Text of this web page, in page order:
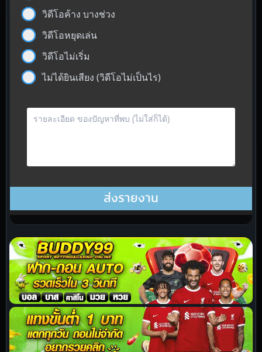
วิดีโอค้าง บางช่วง
วิดีโอหยุดเล่น
วิดีโอไม่เริ่ม
ไม่ได้ยินเสียง (วิดีโอไม่เป็นไร)